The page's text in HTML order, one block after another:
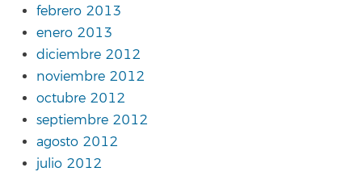
febrero 2013
enero 2013
diciembre 2012
noviembre 2012
octubre 2012
septiembre 2012
agosto 2012
julio 2012